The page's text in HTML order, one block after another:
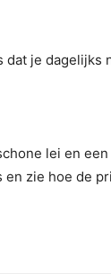
dat je dagelijks
lei en
en zie hoe de